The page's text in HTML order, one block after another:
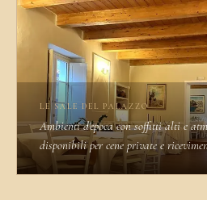
LE SALE DEL PALAZZO
Ambienti d'epoca con soffitti alti e
disponibili per cene private e